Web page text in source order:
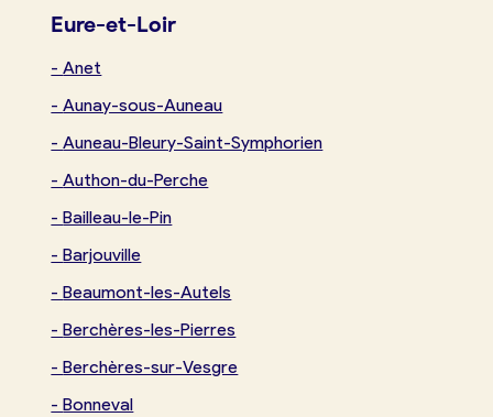
Eure-et-Loir
-Anet
-Aunay-sous-Auneau
-Auneau-Bleury-Saint-Symphorien
-Authon-du-Perche
-Bailleau-le-Pin
-Barjouville
-Beaumont-les-Autels
-Berchères-les-Pierres
-Berchères-sur-Vesgre
-Bonneval